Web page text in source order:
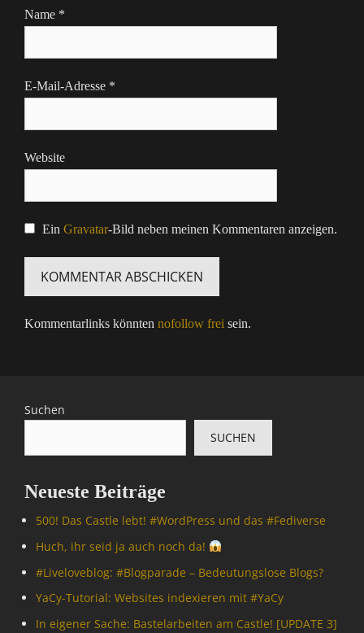
Name *
E-Mail-Adresse *
Website
Ein Gravatar-Bild neben meinen Kommentaren anzeigen.
Kommentarlinks könnten nofollow frei sein.
Suchen
SUCHEN
Neueste Beiträge
500! Das Castle lebt! #WordPress und das #Fediverse
Huch, ihr seid ja auch noch da!
#Livelove­blog: #Blogparade – Bedeutungslose Blogs?
YaCy-Tutorial: Websites indexieren mit #YaCy
In eigener Sache: Bastelarbeiten am Castle! [UPDATE 3]